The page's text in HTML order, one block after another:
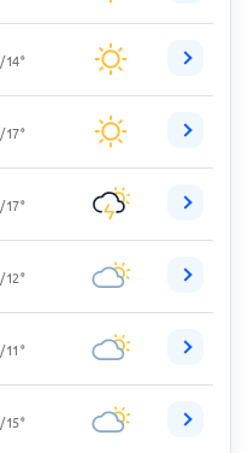
/14°
/17°
/17°
/12°
/11°
/15°